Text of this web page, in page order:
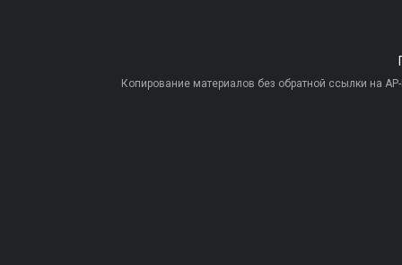
Копирование материалов без обратной ссылки на